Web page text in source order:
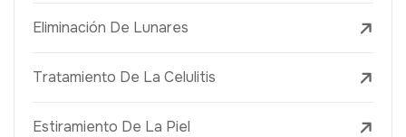
Eliminación De Lunares
Tratamiento De La Celulitis
Estiramiento De La Piel